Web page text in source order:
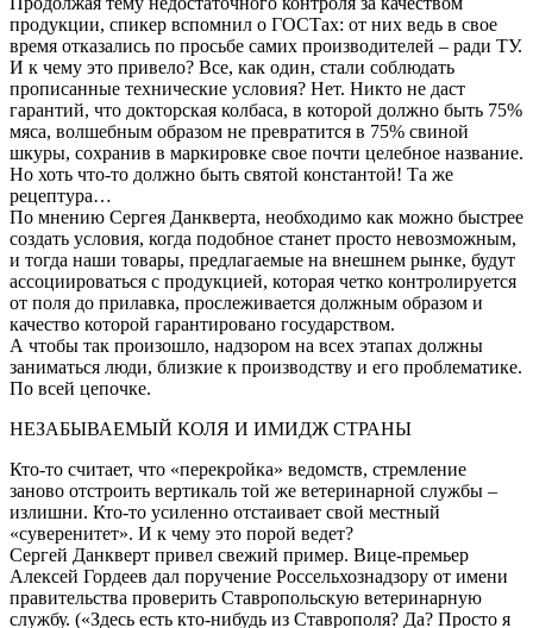
продукции, спикер вспомнил о ГОСТах: от них ведь в свое
время отказались по просьбе самих производителей – ради ТУ.
И к чему это привело? Все, как один, стали соблюдать
прописанные технические условия? Нет. Никто не даст
гарантий, что докторская колбаса, в которой должно быть 75%
мяса, волшебным образом не превратится в 75% свиной
шкуры, сохранив в маркировке свое почти целебное название.
Но хоть что-то должно быть святой константой! Та же
рецептура…
По мнению Сергея Данкверта, необходимо как можно быстрее
создать условия, когда подобное станет просто невозможным,
и тогда наши товары, предлагаемые на внешнем рынке, будут
ассоциироваться с продукцией, которая четко контролируется
от поля до прилавка, прослеживается должным образом и
качество которой гарантировано государством.
А чтобы так произошло, надзором на всех этапах должны
заниматься люди, близкие к производству и его проблематике.
По всей цепочке.
НЕЗАБЫВАЕМЫЙ КОЛЯ И ИМИДЖ СТРАНЫ
Кто-то считает, что «перекройка» ведомств, стремление
заново отстроить вертикаль той же ветеринарной службы –
излишни. Кто-то усиленно отстаивает свой местный
«суверенитет». И к чему это порой ведет?
Сергей Данкверт привел свежий пример. Вице-премьер
Алексей Гордеев дал поручение Россельхознадзору от имени
правительства проверить Ставропольскую ветеринарную
службу. («Здесь есть кто-нибудь из Ставрополя? Да? Просто я